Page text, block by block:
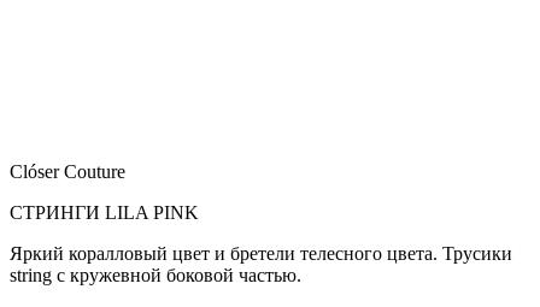
Clóser Couture
СТРИНГИ LILA PINK
Яркий коралловый цвет и бретели телесного цвета. Трусики
string с кружевной боковой частью.